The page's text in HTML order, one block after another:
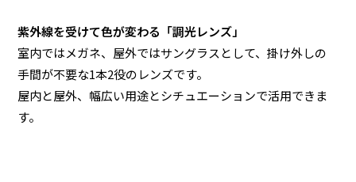
紫外線を受けて色が変わる「調光レンズ」
室内ではメガネ、屋外ではサングラスとして、掛け外しの
手間が不要な1本2役のレンズです。
屋内と屋外、幅広い用途とシチュエーションで活用できま
す。